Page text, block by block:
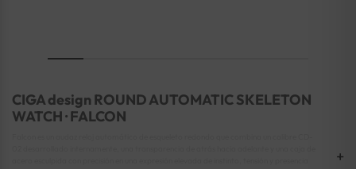
CIGA design ROUND AUTOMATIC SKELETON
WATCH · FALCON